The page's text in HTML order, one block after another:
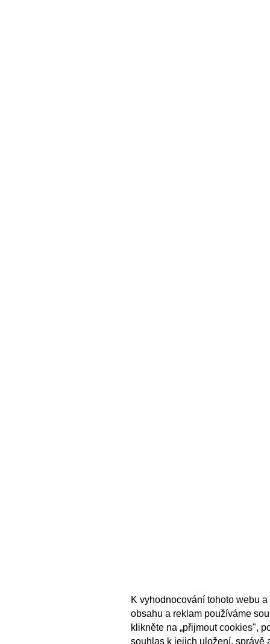
K vyhodnocování tohoto webu
obsahu a reklam používáme
klikněte na „přijmout cookies",
souhlas k jejich uložení, správě